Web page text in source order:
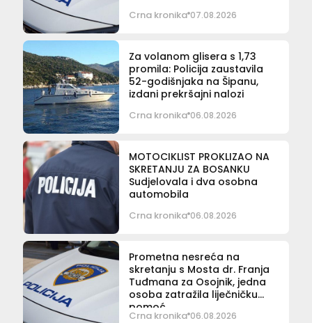
Crna kronika 07.08.2026
Za volanom glisera s 1,73
promila: Policija zaustavila
52-godišnjaka na Šipanu,
izdani prekršajni nalozi
Crna kronika 06.08.2026
MOTOCIKLIST PROKLIZAO NA
SKRETANJU ZA BOSANKU
Sudjelovala i dva osobna
automobila
Crna kronika 06.08.2026
Prometna nesreća na
skretanju s Mosta dr. Franja
Tuđmana za Osojnik, jedna
osoba zatražila liječničku
pomoć
Crna kronika 06.08.2026